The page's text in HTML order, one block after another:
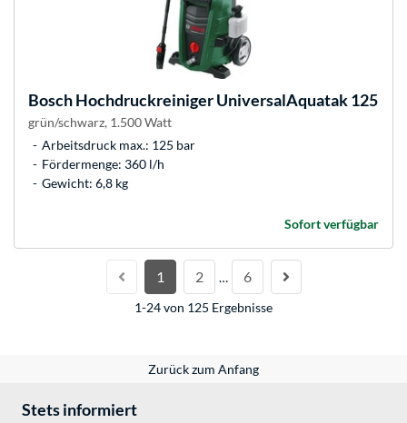
BoschHochdruckreiniger UniversalAquatak 125
grün/schwarz, 1.500 Watt
Arbeitsdruck max.: 125 bar
Fördermenge: 360 l/h
Gewicht: 6,8 kg
Sofort verfügbar
1 2 … 6
1-24 von 125 Ergebnisse
Zurück zum Anfang
Stets informiert